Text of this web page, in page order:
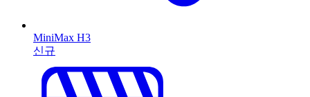
MiniMax H3
신규